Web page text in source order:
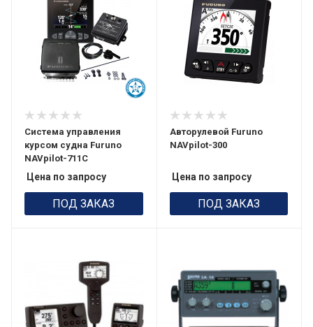
Система управления
курсом судна Furuno
NAVpilot-711C
Цена по запросу
ПОД ЗАКАЗ
Авторулевой Furuno
NAVpilot-300
Цена по запросу
ПОД ЗАКАЗ